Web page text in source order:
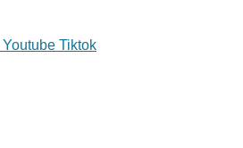
Youtube Tiktok